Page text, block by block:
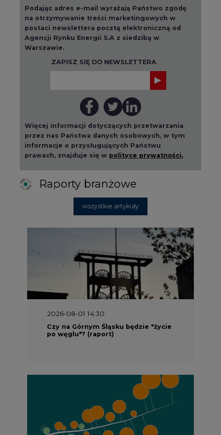
Podając adres e-mail wyrażają Państwo zgodę
na otrzymywanie treści marketingowych w
postaci newslettera pocztą elektroniczną od
Agencji Rynku Energii S.A z siedzibą w
Warszawie.
ZAPISZ SIĘ DO NEWSLETTERA
Więcej informacji dotyczących przetwarzania
przez nas Państwa danych osobowych, w tym
informacje o przysługujących Państwu
prawach, znajduje się w polityce prywatności.
Raporty branżowe
wszystkie artykuły
2026-08-01 14:30
Czy na Górnym Śląsku będzie "życie
po węglu"? (raport)